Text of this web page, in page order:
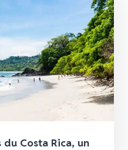
Costa Rica, un